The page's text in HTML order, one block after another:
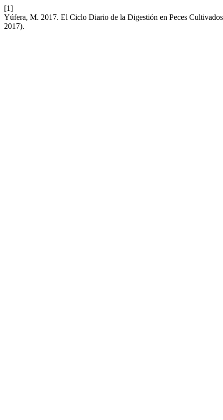
[1]
Yúfera, M. 2017. El Ciclo Diario de la Digestión en Peces
2017).